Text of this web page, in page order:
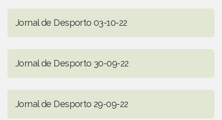
Jornal de Desporto 03-10-22
Jornal de Desporto 30-09-22
Jornal de Desporto 29-09-22